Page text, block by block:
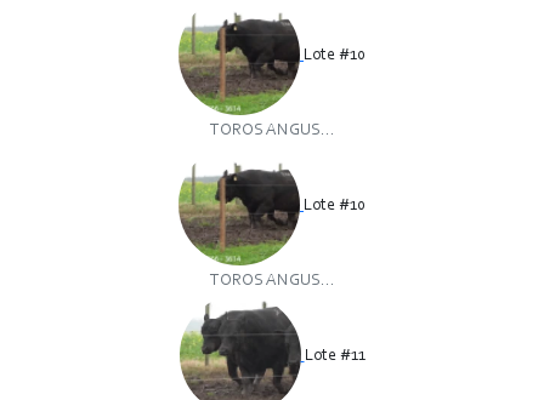
Lote #10
TOROS ANGUS...
Lote #10
TOROS ANGUS...
Lote #11